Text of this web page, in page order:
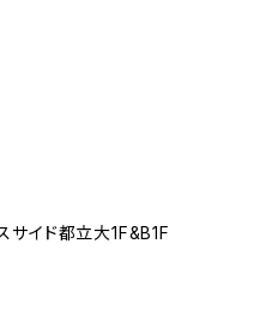
イド都立大1F&B1F